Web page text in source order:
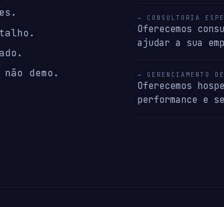
demo.
→ CONSULTORIA
Oferecemos
ajudar a sua
→ GERENCIAMENTO
Oferecemos
performance e